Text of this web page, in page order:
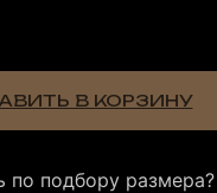
В КОРЗИНУ
подбору размера?